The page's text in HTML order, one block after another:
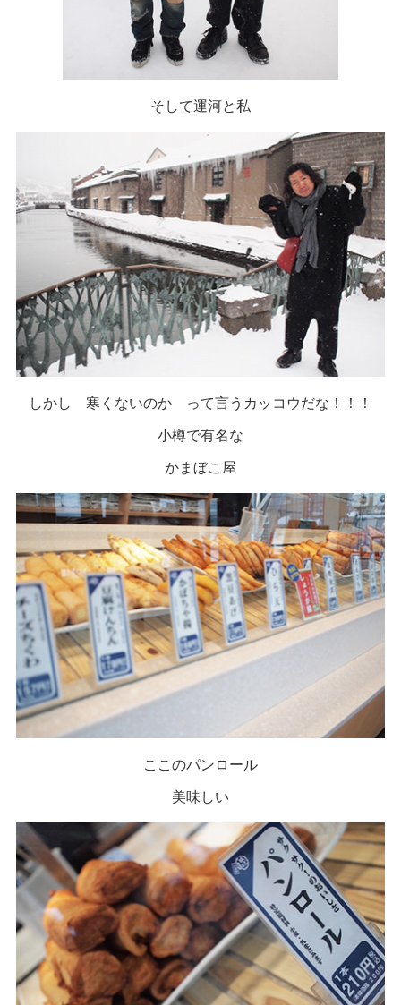
そして運河と私
しかし 寒くないのか って言うカッコウだな！！！
小樽で有名な
かまぼこ屋
ここのパンロール
美味しい